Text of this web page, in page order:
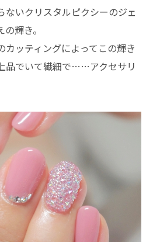
ないクリスタルピクシーのジェ
輝き。
カッティングによってこの輝き
品でいて繊細で……アクセサリ